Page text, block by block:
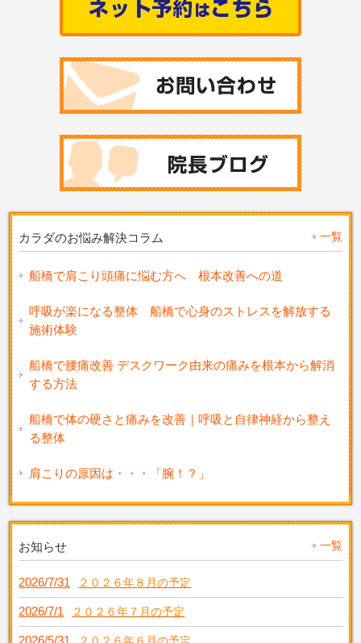
カラダのお悩み解決コラム 一覧
船橋で肩こり頭痛に悩む方へ 根本改善への道
呼吸が楽になる整体 船橋で心身のストレスを解放する
施術体験
船橋で腰痛改善 デスクワーク由来の痛みを根本から解消
する方法
船橋で体の硬さと痛みを改善｜呼吸と自律神経から整え
る整体
肩こりの原因は・・・「腕！？」
お知らせ 一覧
2026/7/31 ２０２６年８月の予定
2026/7/1 ２０２６年７月の予定
2026/5/31 ２０２６年６月の予定